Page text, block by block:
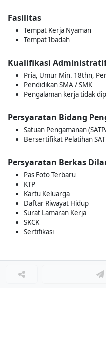
Fasilitas
Tempat Kerja Nyaman
Tempat Ibadah
Kualifikasi Administratif
Pria, Umur Min. 18thn,
Pendidikan SMA / SMK
Pengalaman kerja tidak
Persyaratan Bidang
Satuan Pengamanan
Bersertifikat Pelatihan
Persyaratan Berkas
Pas Foto Terbaru
KTP
Kartu Keluarga
Daftar Riwayat Hidup
Surat Lamaran Kerja
SKCK
Sertifikasi